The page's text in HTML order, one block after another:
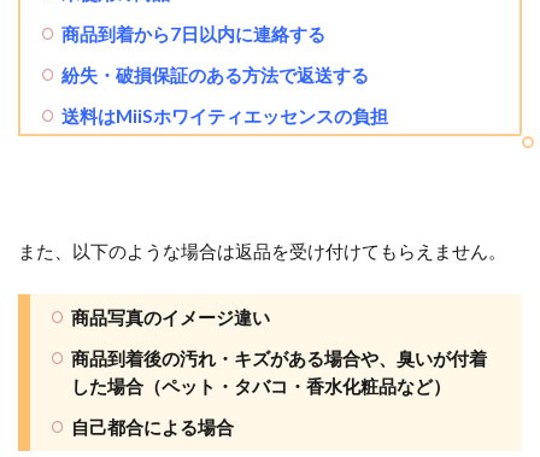
商品到着から7日以内に連絡する
紛失・破損保証のある方法で返送する
送料はMiiSホワイティエッセンスの負担
また、以下のような場合は返品を受け付けてもらえません。
商品写真のイメージ違い
商品到着後の汚れ・キズがある場合や、臭いが付着
した場合（ペット・タバコ・香水化粧品など）
自己都合による場合